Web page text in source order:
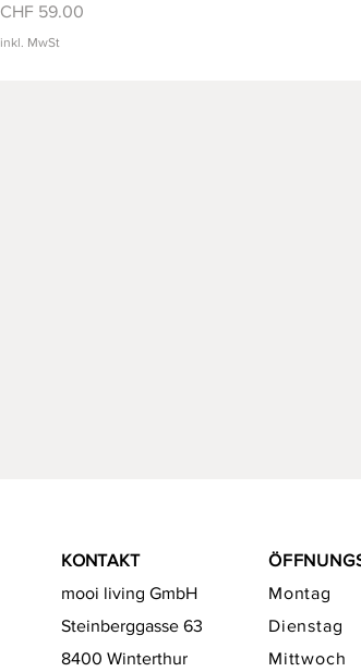
Preis
CHF 59.00
inkl. MwSt
KONTAKT
mooi living GmbH
Steinberggasse 63
8400 Winterthur